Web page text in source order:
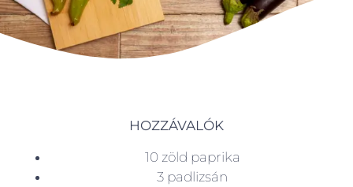
HOZZÁVALÓK
10 zöld paprika
3 padlizsán